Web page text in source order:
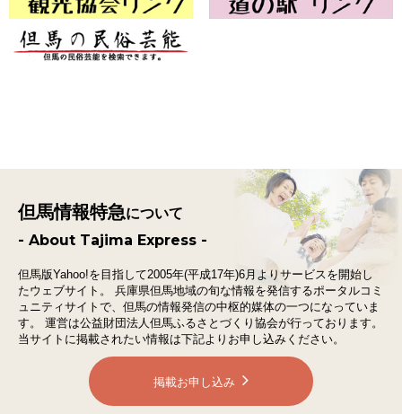
但馬情報特急について
- About Tajima Express -
但馬版Yahoo!を目指して2005年(平成17年)6月よりサービスを開始し
たウェブサイト。
兵庫県但馬地域の旬な情報を発信するポータルコミ
ュニティサイトで、 但馬の情報発信の中枢的媒体の一つになっていま
す。
運営は公益財団法人但馬ふるさとづくり協会が行っております。
当サイトに掲載されたい情報は下記よりお申し込みください。
掲載お申し込み